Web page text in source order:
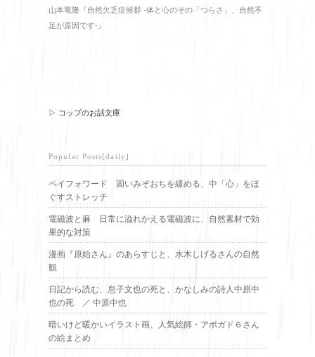
山本竜隆『自然欠乏症候群 -体と心のその「つらさ」、自然不
足が原因です-』
▷ コップのお話文庫
Popular Posts[daily]
ペイフォワード 固いみぞおちを緩める、中「心」をほ
ぐすストレッチ
電磁波と麻 日常に溢れかえる電磁波に、自然素材で効
果的な対策
漫画『原始さん』のあらすじと、水木しげるさんの自然
観
日記から読む、息子文也の死と、かなしみの詩人中原中
也の死 ／ 中原中也
暗いけど暖かいイラスト画、人気絵師・アボガド６さん
の絵まとめ